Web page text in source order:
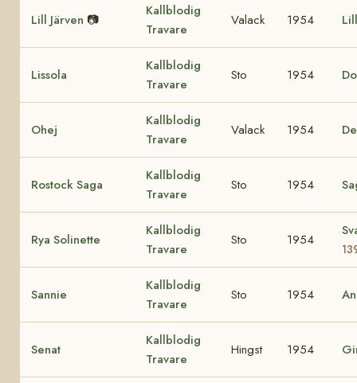
Lill Järven 📷
Kallblodig
Travare
Valack 1954
Lissola
Kallblodig
Travare
Sto 1954
Ohej
Kallblodig
Travare
Valack 1954
Rostock Saga
Kallblodig
Travare
Sto 1954
Rya Solinette
Kallblodig
Travare
Sto 1954
Sannie
Kallblodig
Travare
Sto 1954
Senat
Kallblodig
Travare
Hingst 1954